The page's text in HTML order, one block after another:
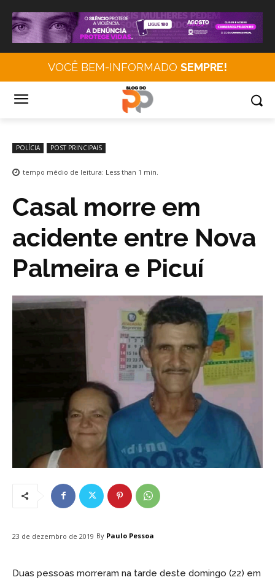
VOCÊ BEM-INFORMADO SEMPRE!
POLÍCIA POST PRINCIPAIS
tempo médio de leitura: Less than 1 min.
Casal morre em
acidente entre Nova
Palmeira e Picuí
23 de dezembro de 2019 By Paulo Pessoa
Duas pessoas morreram na tarde deste domingo (22) em